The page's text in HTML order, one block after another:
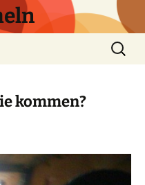
Suchen
nach:
kommen?